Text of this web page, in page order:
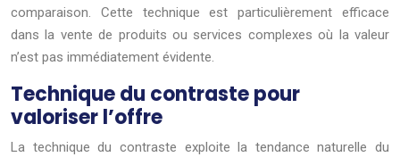
comparaison. Cette technique est particulièrement efficace
dans la vente de produits ou services complexes où la valeur
n’est pas immédiatement évidente.
Technique du contraste pour
valoriser l’offre
La technique du contraste exploite la tendance naturelle du